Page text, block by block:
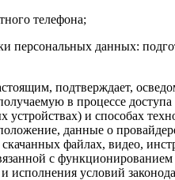
телефона;
персональных данных:
подтверждает,
в процессе
устройствах) и способах
данные о
файлах, видео,
с
исполнения условий